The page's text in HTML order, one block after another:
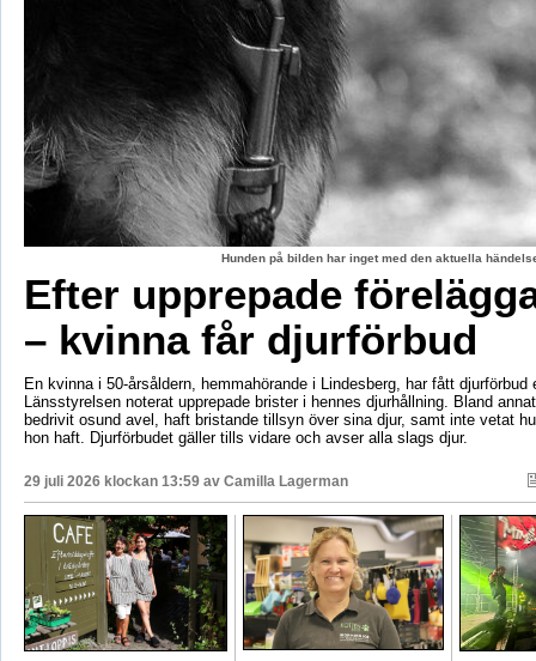
Hunden på bilden har inget med den aktuella
Efter upprepade
– kvinna får djurförbud
En kvinna i 50-årsåldern, hemmahörande i Lindesberg, har fått djurförbud
Länsstyrelsen noterat upprepade brister i hennes djurhållning. Bland
bedrivit osund avel, haft bristande tillsyn över sina djur, samt inte vetat
hon haft. Djurförbudet gäller tills vidare och avser alla slags djur.
29 juli 2026 klockan 13:59 av Camilla Lagerman